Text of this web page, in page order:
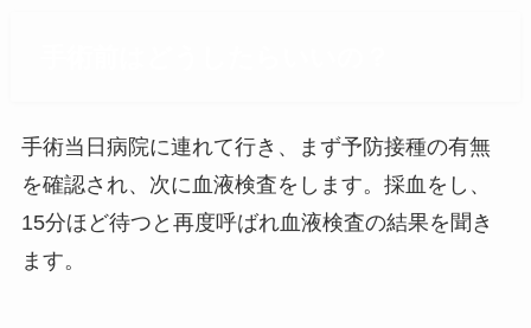
手術当日病院に連れて行き、まず予防接種の有無
を確認され、次に血液検査をします。採血をし、
15分ほど待つと再度呼ばれ血液検査の結果を聞き
ます。